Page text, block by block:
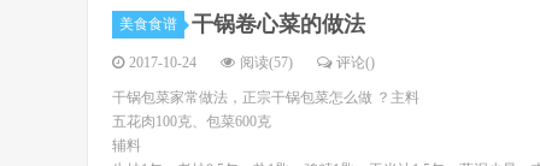
美食食谱 干锅卷心菜的做法
2017-10-24 阅读(57) 评论()
干锅包菜家常做法，正宗干锅包菜怎么做 ？主料
五花肉100克、包菜600克
辅料